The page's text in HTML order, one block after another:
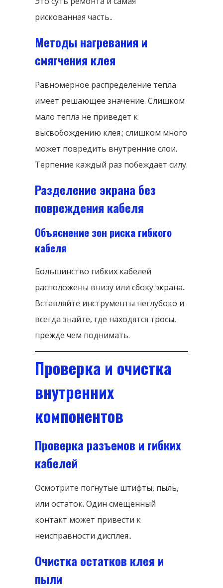
рискованная часть..
Методы нагревания и
смягчения клея
Равномерное распределение тепла
имеет решающее значение. Слишком
мало тепла не приведет к
высвобождению клея.; слишком много
может повредить внутренние слои.
Терпение каждый раз побеждает силу.
Разделение экрана без
повреждения кабеля
Объяснение зон риска гибкого
кабеля
Большинство гибких кабелей
расположены внизу или сбоку экрана..
Вставляйте инструменты неглубоко и
всегда знайте, где находятся тросы,
прежде чем поднимать.
Проверка и очистка
внутренних
компонентов
Проверка разъемов и гибких
кабелей
Осмотрите погнутые штифты, пыль,
или остаток. Один смещенный
контакт может привести к
неисправности дисплея..
Очистка остатков клея и
пыли